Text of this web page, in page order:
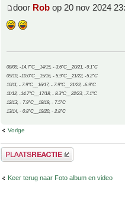
door Rob op 20 nov 2024
08/09, -14.7°C__14/15, - 3.6°C__20/21, -9.1°C
09/10, -10.0°C__15/16, - 5.9°C__21/22, -5.2°C
10/11, - 7.9°C__16/17, - 7.9°C__21/22, -6.9°C
11/12, -14.7°C__17/18, - 8.3°C__22/23, -7.1°C
12/13, - 7.9°C__18/19, - 7.5°C
13/14, - 0.8°C__19/20, - 2.8°C
Vorige
Plaats een reactie
Keer terug naar Foto album en video